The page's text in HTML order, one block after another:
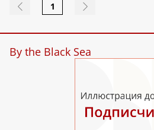
1
By the Black Sea